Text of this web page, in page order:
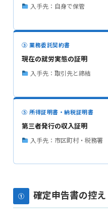
入手先：自身で保管
③ 業務委託契約書
現在の就労実態の証明
入手先：取引先と締結
⑤ 所得証明書・納税証明書
第三者発行の収入証明
入手先：市区町村・税務署
① 確定申告書の控え